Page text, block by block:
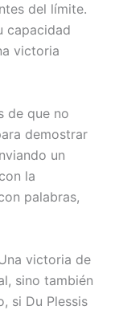
del límite.
capacidad
victoria
de que no
demostrar
un
la
palabras,
victoria de
sino también
si Du Plessis